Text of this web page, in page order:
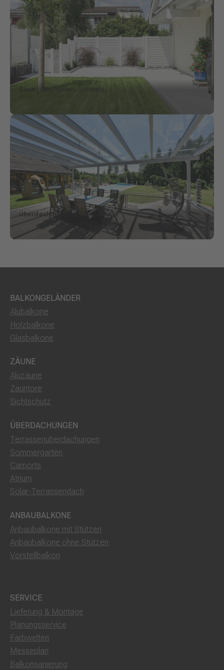
Zaun | Oberfelden, Schweiz
Überdachung| Zürich, Schweiz
BALKONGELÄNDER
Alubalkone
Holzbalkone
Glasbalkone
ZÄUNE
Aluzäune
Zauntore
Sichtschutz
ÜBERDACHUNGEN
Terrassenüberdachungen
Sommergarten
Carports
Atrium
Solar-Terrassendach
ANBAUBALKONE
Anbaubalkone mit Stützen
Anbaubalkone ohne Stützen
Vorstellbalkon
SERVICE
Lieferung & Montage
Planungsservice
Farbwelten
Messeplan
Balkonsanierung